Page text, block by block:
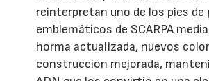
reinterpretan uno de los pies de
emblemáticos de SCARPA
horma actualizada, nuevos
construcción mejorada,